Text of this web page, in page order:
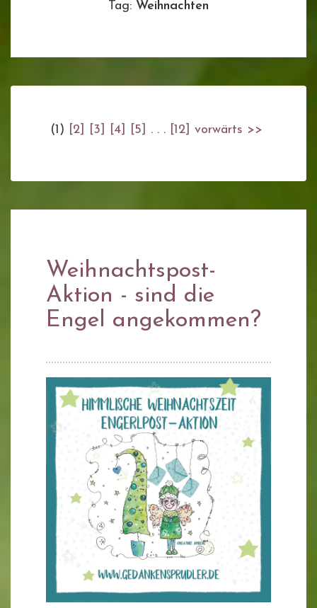
Tag: Weihnachten
(1) [2] [3] [4] [5] . . . [12] vorwärts >>
Weihnachtspost-
Aktion - sind die
Engel angekommen?